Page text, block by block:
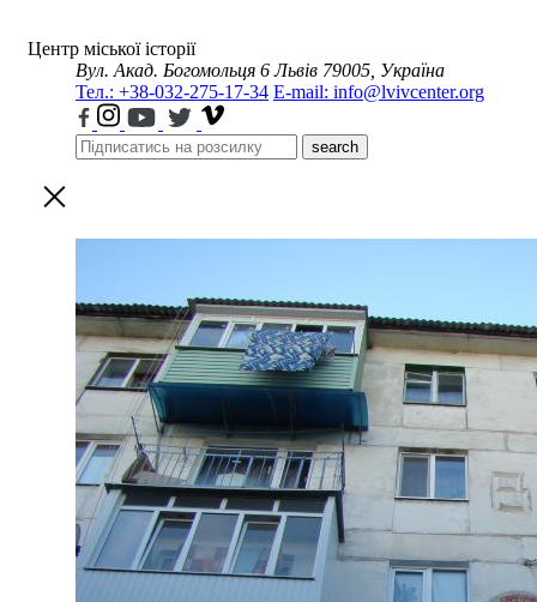
Центр міської історії
Вул. Акад. Богомольця 6 Львів 79005, Україна
Тел.: +38-032-275-17-34 E-mail: info@lvivcenter.org
search